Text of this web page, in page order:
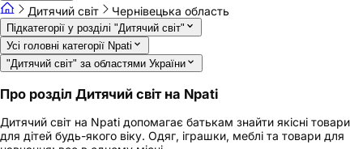
Дитячий світ Чернівецька область
Підкатегорії у розділі "Дитячий світ"
Усі головні категорії Npati
"Дитячий світ" за областями України
Про розділ Дитячий світ на Npati
Дитячий світ на Npati допомагає батькам знайти якісні товари
для дітей будь-якого віку. Одяг, іграшки, меблі та товари для